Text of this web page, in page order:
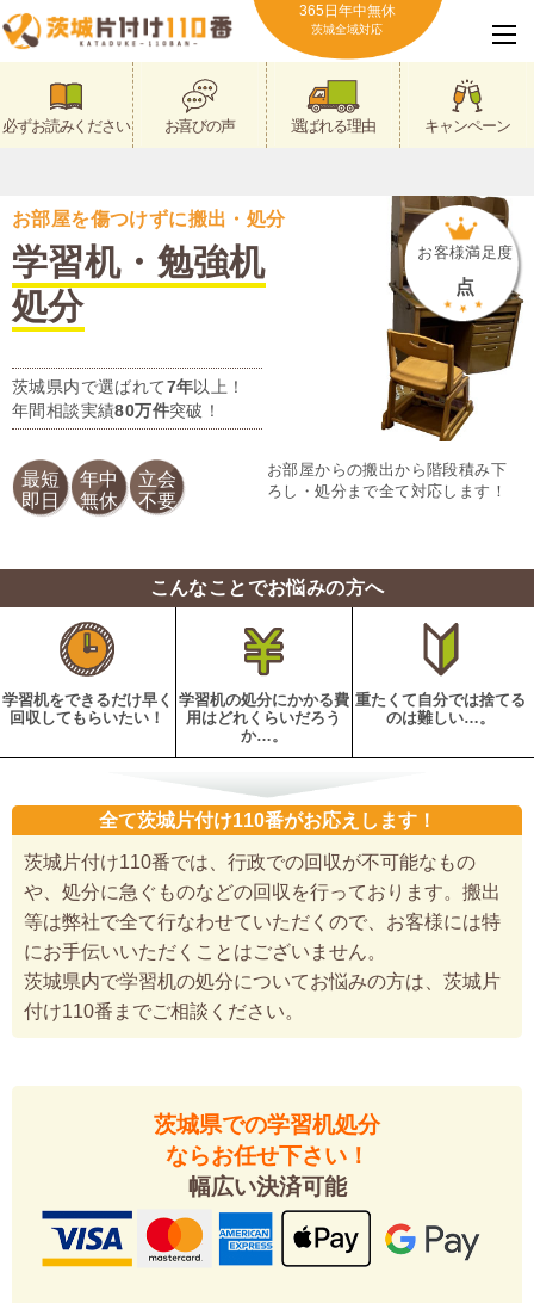
365日年中無休
茨城全域対応
必ずお読みください お喜びの声 選ばれる理由 キャンペーン
お部屋を傷つけずに搬出・処分
学習机・勉強机
処分
茨城県内で選ばれて7年以上！
年間相談実績80万件突破！
お客様満足度
点
最短
即日
年中
無休
立会
不要
お部屋からの搬出から階段積み下
ろし・処分まで全て対応します！
こんなことでお悩みの方へ
学習机をできるだけ早く
回収してもらいたい！
学習机の処分にかかる費
用はどれくらいだろう
か…。
重たくて自分では捨てる
のは難しい…。
全て茨城片付け110番がお応えします！
茨城片付け110番では、行政での回収が不可能なもの
や、処分に急ぐものなどの回収を行っております。搬出
等は弊社で全て行なわせていただくので、お客様には特
にお手伝いいただくことはございません。
茨城県内で学習机の処分についてお悩みの方は、茨城片
付け110番までご相談ください。
茨城県での学習机処分
ならお任せ下さい！
幅広い決済可能